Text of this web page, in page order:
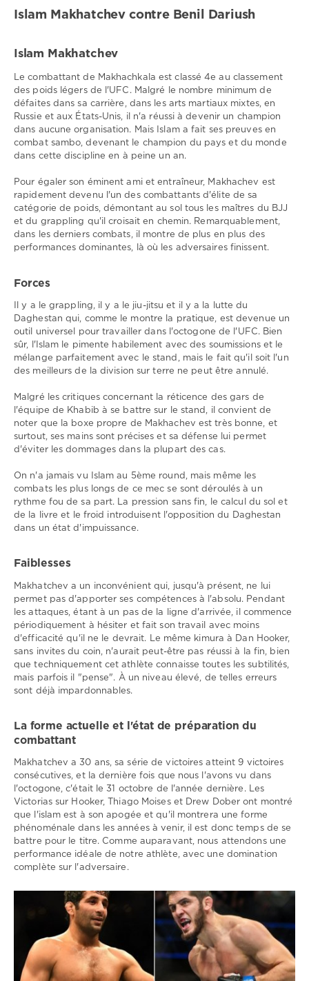
202
Islam Makhatchev contre Benil Dariush
Islam Makhatchev
Le combattant de Makhachkala est classé 4e au classement
des poids légers de l'UFC. Malgré le nombre minimum de
défaites dans sa carrière, dans les arts martiaux mixtes, en
Russie et aux États-Unis, il n'a réussi à devenir un champion
dans aucune organisation. Mais Islam a fait ses preuves en
combat sambo, devenant le champion du pays et du monde
dans cette discipline en à peine un an.
Pour égaler son éminent ami et entraîneur, Makhachev est
rapidement devenu l'un des combattants d'élite de sa
catégorie de poids, démontant au sol tous les maîtres du BJJ
et du grappling qu'il croisait en chemin. Remarquablement,
dans les derniers combats, il montre de plus en plus des
performances dominantes, là où les adversaires finissent.
Forces
Il y a le grappling, il y a le jiu-jitsu et il y a la lutte du
Daghestan qui, comme le montre la pratique, est devenue un
outil universel pour travailler dans l'octogone de l'UFC. Bien
sûr, l'Islam le pimente habilement avec des soumissions et le
mélange parfaitement avec le stand, mais le fait qu'il soit l'un
des meilleurs de la division sur terre ne peut être annulé.
Malgré les critiques concernant la réticence des gars de
l'équipe de Khabib à se battre sur le stand, il convient de
noter que la boxe propre de Makhachev est très bonne, et
surtout, ses mains sont précises et sa défense lui permet
d'éviter les dommages dans la plupart des cas.
On n'a jamais vu Islam au 5ème round, mais même les
combats les plus longs de ce mec se sont déroulés à un
rythme fou de sa part. La pression sans fin, le calcul du sol et
de la livre et le froid introduisent l'opposition du Daghestan
dans un état d'impuissance.
Faiblesses
Makhatchev a un inconvénient qui, jusqu'à présent, ne lui
permet pas d'apporter ses compétences à l'absolu. Pendant
les attaques, étant à un pas de la ligne d'arrivée, il commence
périodiquement à hésiter et fait son travail avec moins
d'efficacité qu'il ne le devrait. Le même kimura à Dan Hooker,
sans invites du coin, n'aurait peut-être pas réussi à la fin, bien
que techniquement cet athlète connaisse toutes les subtilités,
mais parfois il "pense". À un niveau élevé, de telles erreurs
sont déjà impardonnables.
La forme actuelle et l'état de préparation du
combattant
Makhatchev a 30 ans, sa série de victoires atteint 9 victoires
consécutives, et la dernière fois que nous l'avons vu dans
l'octogone, c'était le 31 octobre de l'année dernière. Les
Victorias sur Hooker, Thiago Moises et Drew Dober ont montré
que l'islam est à son apogée et qu'il montrera une forme
phénoménale dans les années à venir, il est donc temps de se
battre pour le titre. Comme auparavant, nous attendons une
performance idéale de notre athlète, avec une domination
complète sur l'adversaire.